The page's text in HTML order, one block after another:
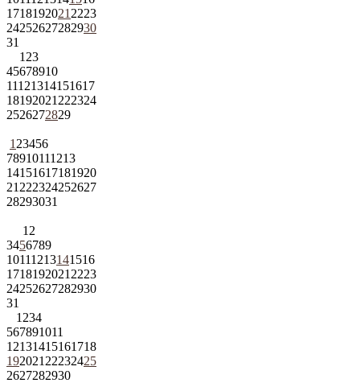
1718192021 2223
24252627282930
31
1 23
45678910
11121314151617
18192021 222324
2526272829
1 23456
78910111213
14151617181920
21 222324252627
28293031
1 2
3456789
10111213141516
1718192021 2223
24252627282930
31
1 234
567891011
12131415161718
192021 22232425
2627282930